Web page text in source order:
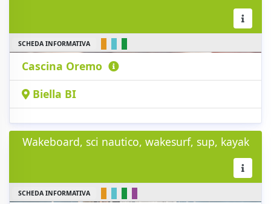
SCHEDA INFORMATIVA
Cascina Oremo
Biella BI
Wakeboard, sci nautico, wakesurf, sup, kayak
SCHEDA INFORMATIVA